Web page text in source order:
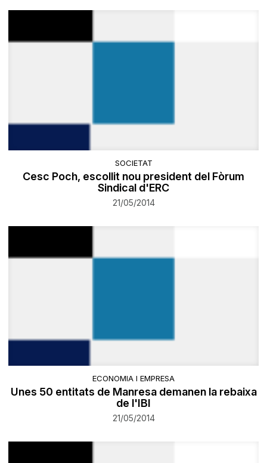
SOCIETAT
Cesc Poch, escollit nou president del Fòrum
Sindical d'ERC
21/05/2014
ECONOMIA I EMPRESA
Unes 50 entitats de Manresa demanen la rebaixa
de l'IBI
21/05/2014